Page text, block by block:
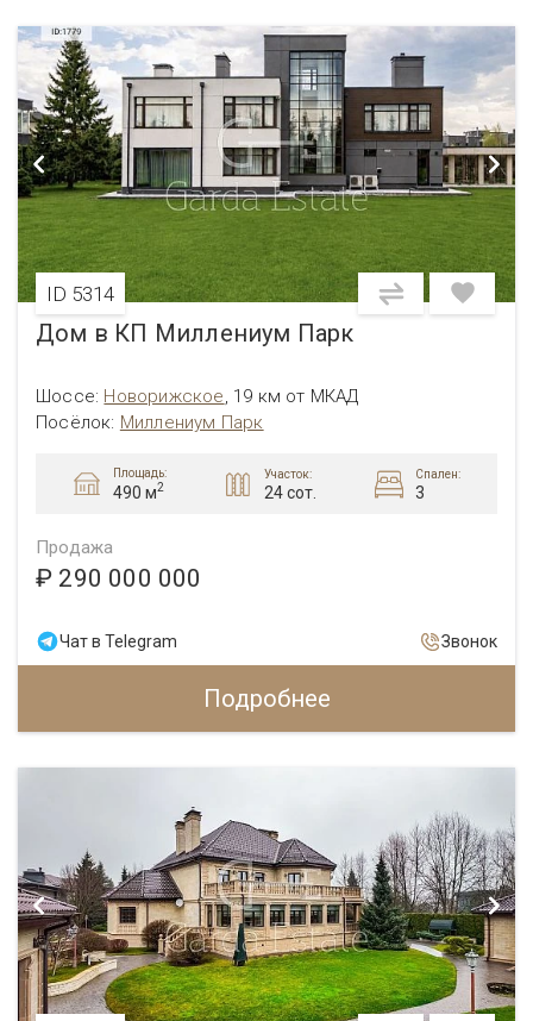
ID 5314
Дом в КП Миллениум Парк
Шоссе: Новорижское, 19 км от МКАД
Посёлок: Миллениум Парк
Площадь:
490 м2
Участок:
24 сот.
Спален:
3
Продажа
₽ 290 000 000
Чат в Telegram Звонок
Подробнее